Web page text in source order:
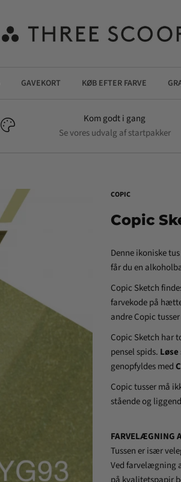
GAVEKORT KØB EFTER FARVE
Kom godt i gang
Se vores udvalg af startpakker
COPIC
Copic
Denne ikoniske
får du en
Copic Sketch
farvekode på
andre Copic
Copic Sketch har
pensel spids.
genopfyldes med
Copic tusser må
stående og
FARVELÆGNING
Tussen er især
Ved farvelægning